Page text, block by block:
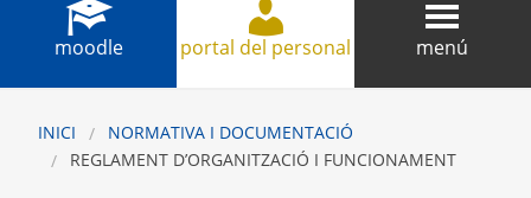
moodle portal del personal menú
INICI
NORMATIVA I DOCUMENTACIÓ
REGLAMENT D’ORGANITZACIÓ I FUNCIONAMENT